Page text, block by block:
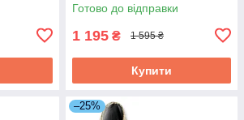
Готово до відправки
1 195 ₴ 1 595 ₴
Купити
–25%